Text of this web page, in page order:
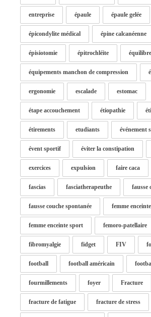
entreprise épaule épaule gelée
épicondylite médical épine calcanéenne
épisiotomie épitrochléite équilibre
équipements manchon de compression
ergonomie escalade estomac
étape accouchement étiopathie
étirements etudiants événement
évent sportif éviter la constipation
exercices expulsion faire caca
fascias fasciatherapeuthe fausse
fausse couche spontanée femme enceinte
femme enceinte sport femoro-patellaire
fibromyalgie fidget FIV
football football américain
fourmillements foyer Fracture
fracture de fatigue fracture de stress